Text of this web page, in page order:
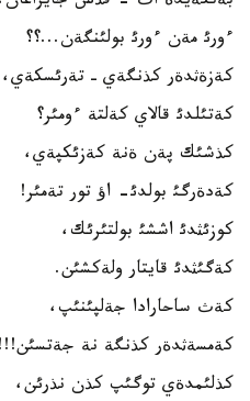
ءورئ مةن ءورئ بولئنگةن...؟؟
كةزةثدةر كذنگةي ـ تةرئسكةي،
كةتئلدئ قالاي كةلتة ءومئر؟
كذشئك پةن ةنة كةزئكپةي،
كةدةرگئ بولدئ- اؤ تور تةمئر!
كوزئثدئ اششئ بولتئرئك،
كةگئثدئ قايتار ولةكشئن.
كةث ساحارادا جةلپئنئپ،
كةمسةثدةر كذنگة نة جةتسئن!!!
كذلئمدةي توگئپ كذن نذرئن،